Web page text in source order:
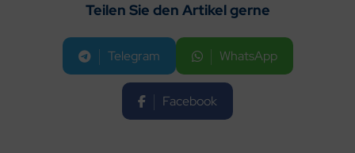
Teilen Sie den Artikel gerne
Telegram WhatsApp
Facebook